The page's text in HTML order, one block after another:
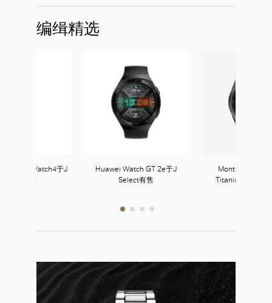
编缉精选
Galaxy Watch4于J
Select有售
Huawei Watch GT 2e于J
Select有售
Montblanc
Titanium Sport